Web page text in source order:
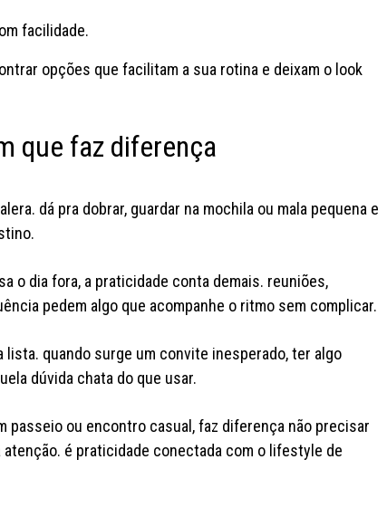
facilidade.
opções que facilitam a sua rotina e deixam o look
que faz diferença
dá pra dobrar, guardar na mochila ou mala pequena e
o dia fora, a praticidade conta demais. reuniões,
pedem algo que acompanhe o ritmo sem complicar.
quando surge um convite inesperado, ter algo
dúvida chata do que usar.
passeio ou encontro casual, faz diferença não precisar
é praticidade conectada com o lifestyle de